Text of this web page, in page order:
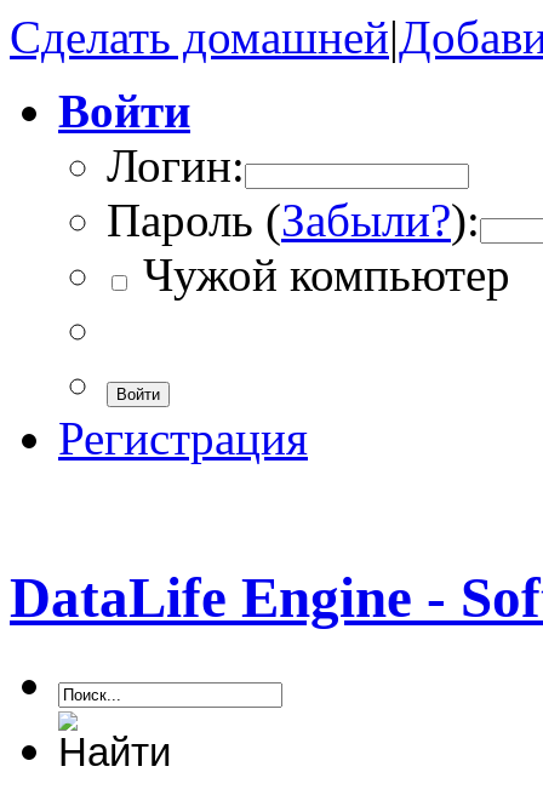
Сделать домашней|
Войти
Логин:
Пароль (Забыли?):
Чужой компьютер
Войти
Регистрация
DataLife Engine -